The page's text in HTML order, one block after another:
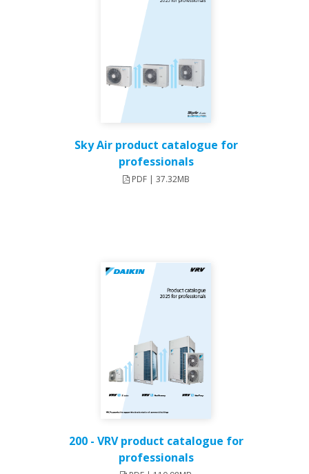
Sky Air product catalogue for
professionals
PDF | 37.32MB
200 - VRV product catalogue for
professionals